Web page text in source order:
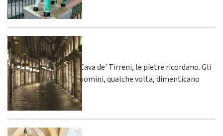
Cava de' Tirreni, le pietre ricordano. Gli
uomini, qualche volta, dimenticano